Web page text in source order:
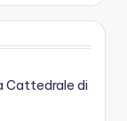
Cattedrale di